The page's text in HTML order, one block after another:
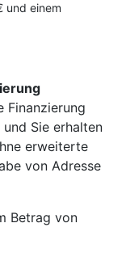
und einem
Finanzierung
Sie erhalten
erweiterte
von Adresse
Betrag von